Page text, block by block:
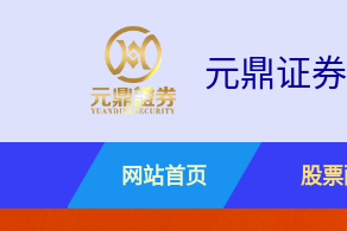
元鼎证
网站首页 股